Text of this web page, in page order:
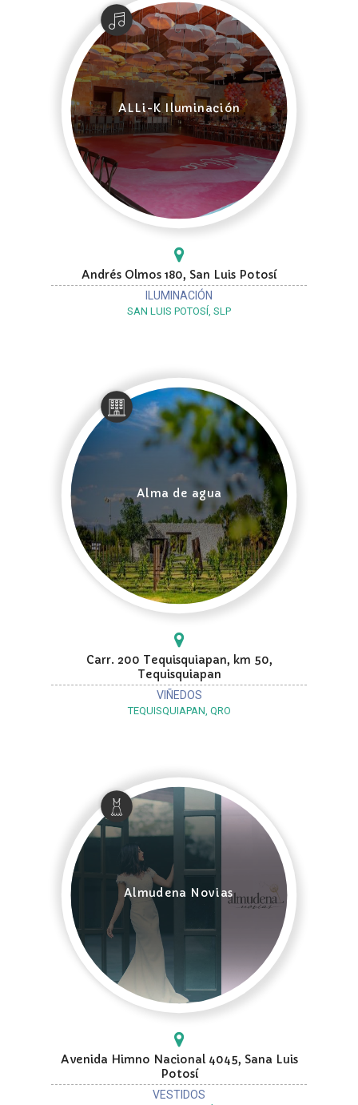
ALLi-K Iluminación
Andrés Olmos 180, San Luis Potosí
ILUMINACIÓN
SAN LUIS POTOSÍ, SLP
Alma de agua
Carr. 200 Tequisquiapan, km 50,
Tequisquiapan
VIÑEDOS
TEQUISQUIAPAN, QRO
Almudena Novias
Avenida Himno Nacional 4045, Sana Luis
Potosí
VESTIDOS